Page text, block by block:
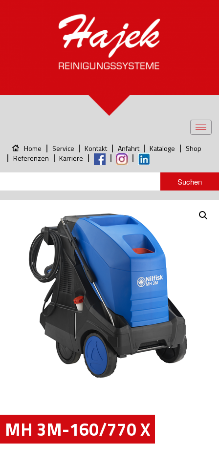
Home Service Kontakt Anfahrt Kataloge
Shop
Referenzen
Karriere
MH 3M-160/770 X